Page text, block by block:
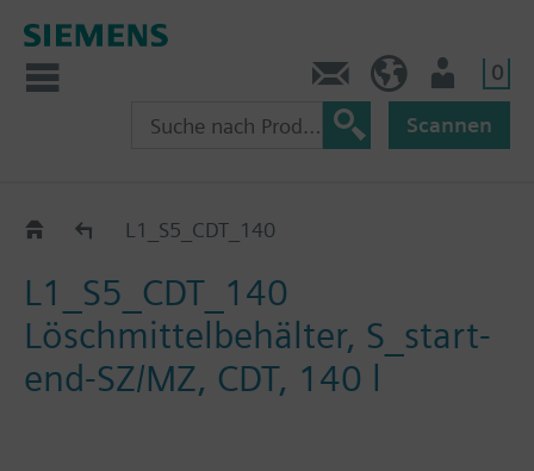
0
Scannen
KatalogL1_S5_CDT_140
L1_S5_CDT_140
Löschmittelbehälter, S_start-
end-SZ/MZ, CDT, 140 l